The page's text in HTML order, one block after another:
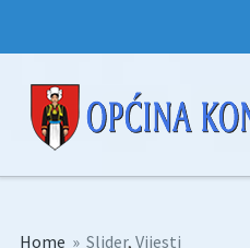
Home » Slider, Vijesti